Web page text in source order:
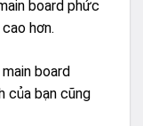
board phức
hơn.
board
của bạn cũng